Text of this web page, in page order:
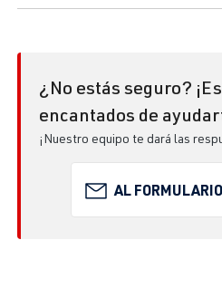
¿No estás seguro?
encantados de
¡Nuestro equipo te dará las
AL